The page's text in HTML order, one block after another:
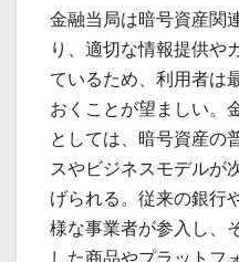
金融当局は暗号資産関
り、適切な情報提供や
ているため、利用者は
おくことが望ましい。
としては、暗号資産の
スやビジネスモデルが
げられる。従来の銀行
様な事業者が参入し、
した商品やプラットフ